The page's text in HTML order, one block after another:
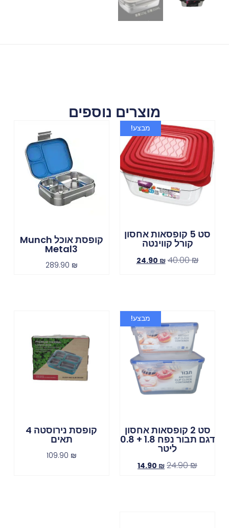
מוצרים נוספים
מבצע!
סט 5 קופסאות אחסון
קורל קווינטה
40.00₪
24.90 ₪
קופסת אוכל Munch
Metal3
289.90 ₪
מבצע!
סט 2 קופסאות אחסון
דגם תבור נפח 1.8 + 0.8
ליטר
24.90₪
14.90 ₪
קופסת נירוסטה 4
תאים
109.90 ₪